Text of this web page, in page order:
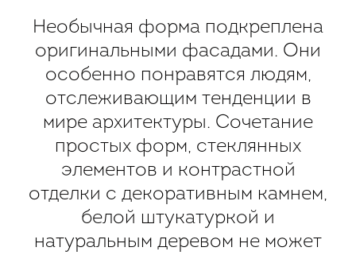
Необычная форма подкреплена
оригинальными фасадами. Они
особенно понравятся людям,
отслеживающим тенденции в
мире архитектуры. Сочетание
простых форм, стеклянных
элементов и контрастной
отделки с декоративным камнем,
белой штукатуркой и
натуральным деревом не может